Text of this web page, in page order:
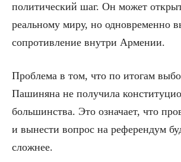
политический шаг. Он может
реальному миру, но одновременно
сопротивление внутри Армении.
Проблема в том, что по итогам
Пашиняна не получила
большинства. Это означает, что
и вынести вопрос на референдум
сложнее.